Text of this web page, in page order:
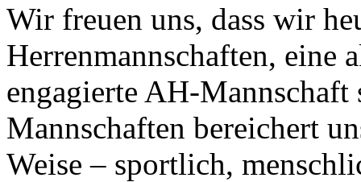
Wir freuen uns, dass wir
Herrenmannschaften, eine
engagierte
Mannschaften bereichert
Weise – sportlich,